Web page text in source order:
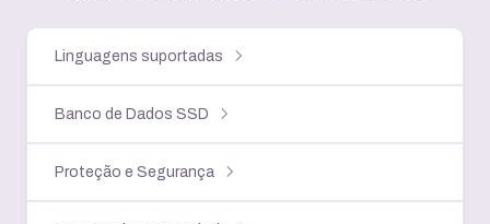
Linguagens suportadas
Banco de Dados SSD
Proteção e Segurança